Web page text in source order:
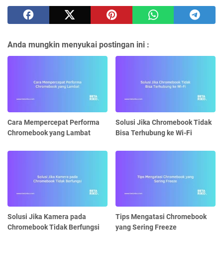
Anda mungkin menyukai postingan ini :
Cara Mempercepat Performa
Chromebook yang Lambat
Solusi Jika Chromebook Tidak
Bisa Terhubung ke Wi-Fi
Solusi Jika Kamera pada
Chromebook Tidak Berfungsi
Tips Mengatasi Chromebook
yang Sering Freeze